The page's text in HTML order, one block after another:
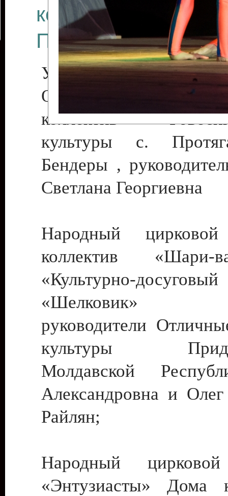
коллективов
Приднестровского
Участники фестиваля:
Образцовый
коллектив
культуры с.
Бендеры ,
Светлана Георгиевна
Народный цирковой
коллектив
«Культурно-
«Шелковик»
руководители
культуры
Молдавской
Александровна и
Райлян;
Народный цирковой
«Энтузиасты» Дома